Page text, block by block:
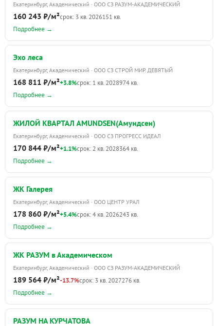
Екатеринбург, Академический · ООО СЗ РАЗУМ-АКАДЕМИЧЕСКИЙ
160 243 ₽/м²срок: 3 кв. 2026151 кв.
Подробнее →
Эхо леса
Екатеринбург, Академический · ООО СЗ СТРОЙ МИР. ДЕВЯТЫЙ
168 811 ₽/м²+3.8%срок: 1 кв. 2028974 кв.
Подробнее →
ЖИЛОЙ КВАРТАЛ AMUNDSEN(Амундсен)
Екатеринбург, Академический · ООО СЗ ПРОГРЕСС ИДЕАЛ
170 844 ₽/м²+1.1%срок: 2 кв. 2028364 кв.
Подробнее →
ЖК Галерея
Екатеринбург, Академический · ООО ЦЕНТР УРАЛ
178 860 ₽/м²+5.4%срок: 4 кв. 2026243 кв.
Подробнее →
ЖК РАЗУМ в Академическом
Екатеринбург, Академический · ООО СЗ РАЗУМ-АКАДЕМИЧЕСКИЙ
189 564 ₽/м²-13.7%срок: 3 кв. 2027276 кв.
Подробнее →
РАЗУМ НА КУРЧАТОВА